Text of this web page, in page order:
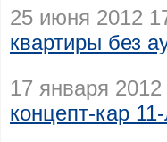
25 июня 2012
квартиры без
17 января
концепт-кар